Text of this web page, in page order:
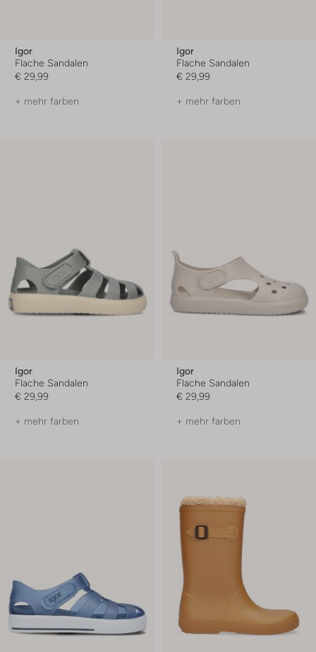
Igor
Flache Sandalen
€ 29,99
+ mehr farben
Igor
Flache Sandalen
€ 29,99
+ mehr farben
Igor
Flache Sandalen
€ 29,99
+ mehr farben
Igor
Flache Sandalen
€ 29,99
+ mehr farben